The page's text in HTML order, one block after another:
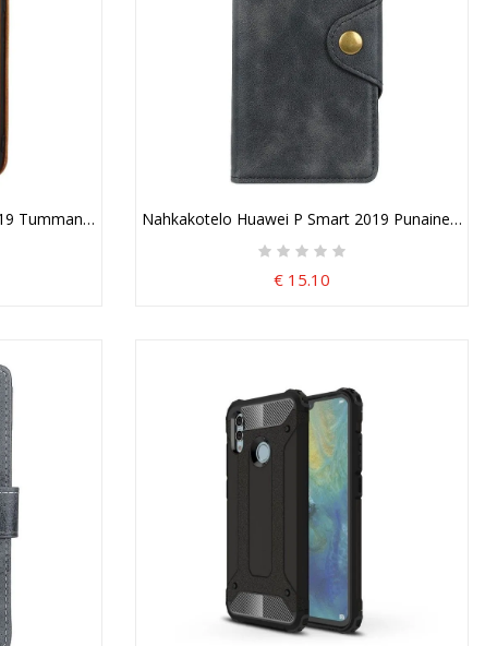
Tummansininen Punainen Kaksisävyinen Nahkaefekti
Nahkakotelo Huawei P Smart 2019 Punainen
€ 15.10